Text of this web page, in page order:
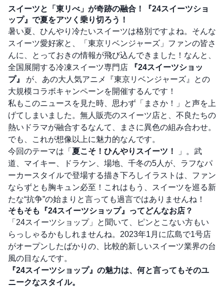
スイーツと「東リべ」が奇跡の融合！『24スイーツショ
ップ』で夏をアツく乗り切ろう！
暑い夏、ひんやり冷たいスイーツは格別ですよね。そんな
スイーツ愛好家と、「東京リベンジャーズ」ファンの皆さ
んに、とっておきの情報が飛び込んできました！なんと、
全国展開する冷凍スイーツ専門店
『24スイーツショッ
プ』
が、あの大人気アニメ『東京リベンジャーズ』との
大規模コラボキャンペーンを開催するんです！
私もこのニュースを見た時、思わず「まさか！」と声を上
げてしまいました。無人販売のスイーツ店と、不良たちの
熱いドラマが融合するなんて、まさに異色の組み合わせ。
でも、これが想像以上に魅力的なんです。
今回のテーマは「 夏こそ！ひんやりスイーツ！
」。武
道、マイキー、ドラケン、場地、千冬の5人が、ラフなパ
ーカースタイルで登場する描き下ろしイラストは、ファン
ならずとも胸キュン必至！これはもう、スイーツを巡る新
たな“抗争”の始まりと言っても過言ではありませんね！
そもそも『24スイーツショップ』ってどんなお店？
「24スイーツショップ」と聞いて、ピンとこない方もい
らっしゃるかもしれませんね。2023年1月に広島で1号店
がオープンしたばかりの、比較的新しいスイーツ業界の台
風の目なんです。
『24スイーツショップ』の魅力は、何と言ってもそのユ
ニークなスタイル。